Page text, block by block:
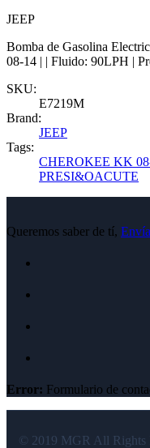
JEEP
Bomba de Gasolina
08-14 | | Fluido: 90LPH |
SKU:
E7219M
Brand:
JEEP
Tags:
CHEROKEE KK
PRESI&OACUTE
Queremos saber de tí,
Error: Formulario de
© 2019 MGR All Rights